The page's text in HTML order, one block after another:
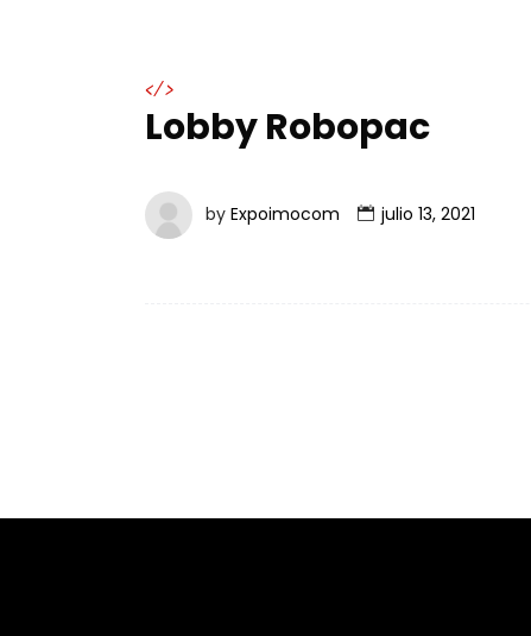
</>
Lobby Robopac
by Expoimocom julio 13, 2021